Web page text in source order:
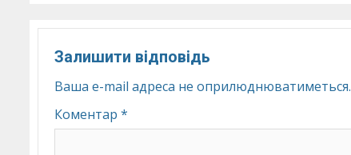
Залишити відповідь
Ваша e-mail адреса не оприлюднюватиметься.
Коментар *